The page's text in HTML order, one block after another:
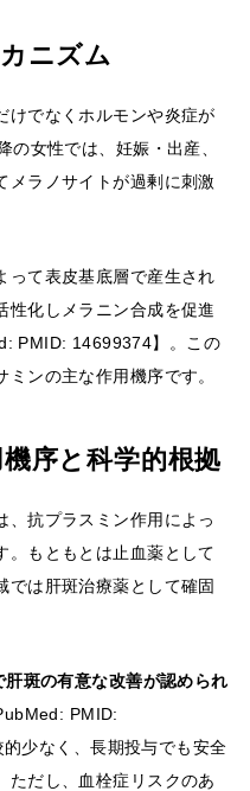
ニズム
けでなくホルモンや炎症が
女性では、妊娠・出産、
メラノサイトが過剰に刺激
って表皮基底層で産生され
性化しメラニン合成を促進
PMID: 14699374】。この
ンの主な作用機序です。
序と科学的根拠
、抗プラスミン作用によっ
。もともとは止血薬として
では肝斑治療薬として確固
斑の有意な改善が認められ
PMID:
少なく、長期投与でも安全
ただし、血栓症リスクのあ